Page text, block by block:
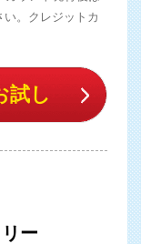
。クレジットカ
試し
ー